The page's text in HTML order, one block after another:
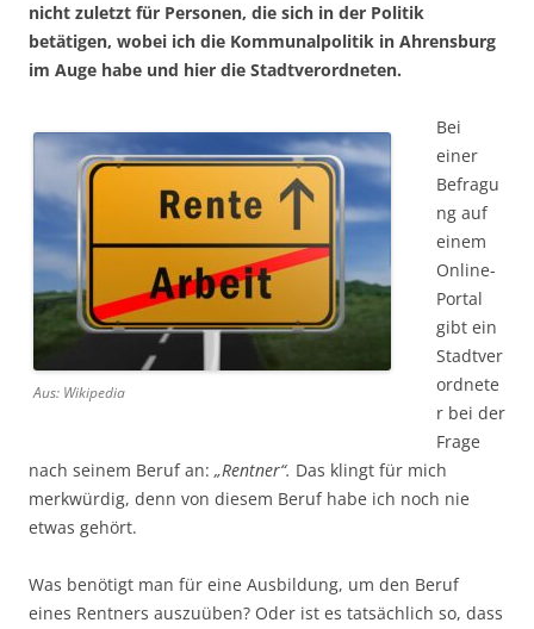
nicht zuletzt für Personen, die sich in der Politik
betätigen, wobei ich die Kommunalpolitik in Ahrensburg
im Auge habe und hier die Stadtverordneten.
Aus: Wikipedia
Bei
einer
Befragu
ng auf
einem
Online-
Portal
gibt ein
Stadtver
ordnete
r bei der
Frage
nach seinem Beruf an: „Rentner“. Das klingt für mich
merkwürdig, denn von diesem Beruf habe ich noch nie
etwas gehört.
Was benötigt man für eine Ausbildung, um den Beruf
eines Rentners auszuüben? Oder ist es tatsächlich so, dass